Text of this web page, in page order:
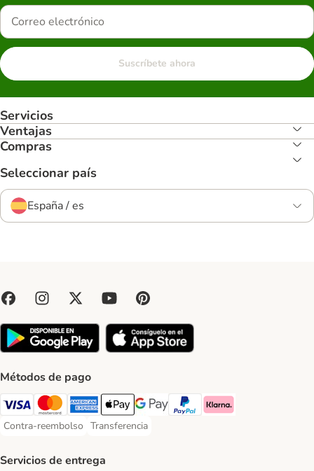
Suscríbete ahora
Servicios
Ventajas
Compras
Seleccionar país
España / es
Métodos de pago
Visa Payment Method
Mastercard Payment Method
American Express Payment Method
Apple Pay Payment Method
Google Pay Payment Method
PayPal Payment Method
Klarna Payment Method
Contra-reembolso
Contra-reembolso Payment Method
Transferencia
Transferencia Payment Method
Servicios de entrega